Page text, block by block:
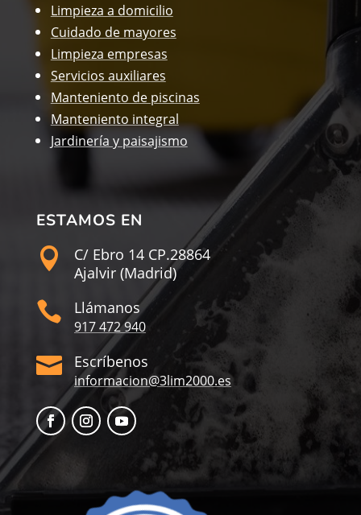
Limpieza a domicilio
Cuidado de mayores
Limpieza empresas
Servicios auxiliares
Manteniento de piscinas
Manteniento integral
Jardinería y paisajismo
ESTAMOS EN

C/ Ebro 14 CP.28864
Ajalvir (Madrid)
 Llámanos
917 472 940
 Escríbenos
informacion@3lim2000.es